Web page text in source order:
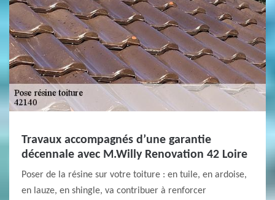
Travaux accompagnés d’une garantie
décennale avec M.Willy Renovation 42 Loire
Poser de la résine sur votre toiture : en tuile, en ardoise,
en lauze, en shingle, va contribuer à renforcer